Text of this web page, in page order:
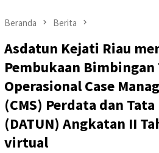
Beranda Berita
Asdatun Kejati Riau
Pembukaan
Operasional Case
(CMS) Perdata dan Tata
(DATUN) Angkatan II
virtual